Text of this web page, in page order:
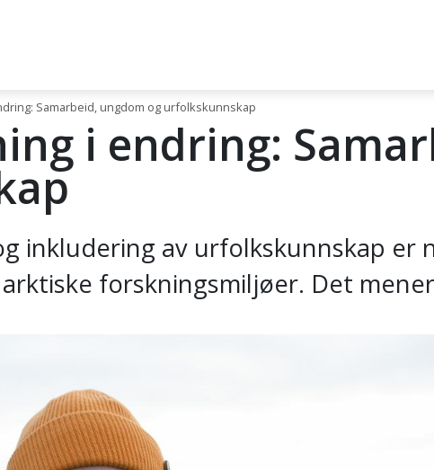
Samarbeid, ungdom og urfolkskunnskap
i endring:
inkludering av urfolkskunnskap er
forskningsmiljøer. Det